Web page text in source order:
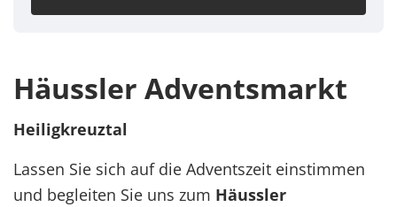
Häussler Adventsmarkt
Heiligkreuztal
Lassen Sie sich auf die Adventszeit einstimmen
und begleiten Sie uns zum Häussler